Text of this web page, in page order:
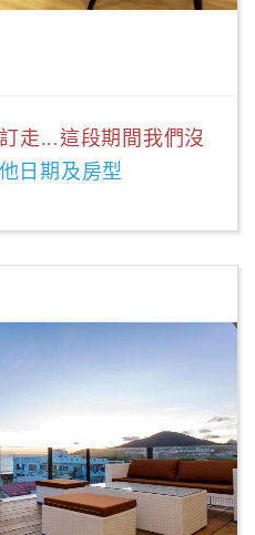
走...這段期間我們沒
日期及房型